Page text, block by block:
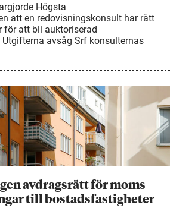
Högsta
att en redovisningskonsult har rätt
att bli auktoriserad
avsåg Srf konsulternas
avdragsrätt för moms
till bostadsfastigheter